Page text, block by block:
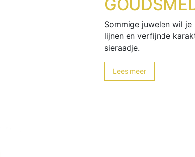
Sommige juwelen wil
lijnen en verfijnde
sieraadje.
Lees meer